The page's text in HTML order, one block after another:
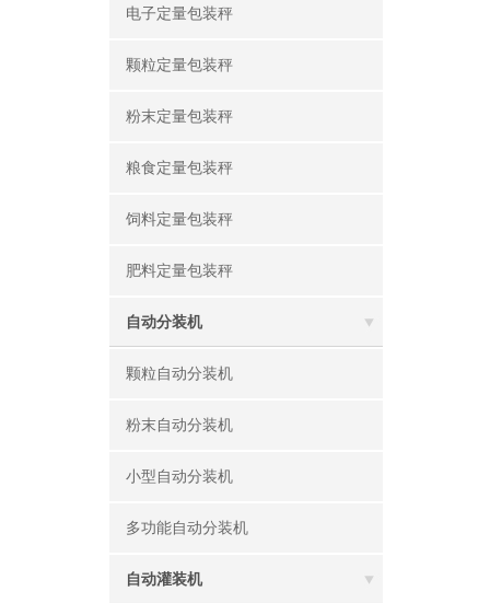
电子定量包装秤
颗粒定量包装秤
粉末定量包装秤
粮食定量包装秤
饲料定量包装秤
肥料定量包装秤
自动分装机
颗粒自动分装机
粉末自动分装机
小型自动分装机
多功能自动分装机
自动灌装机